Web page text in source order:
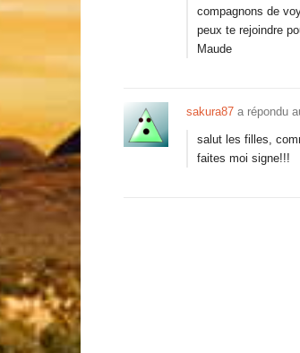
compagnons de
peux te rejoindre
Maude
sakura87 a répondu
salut les filles,
faites moi signe!!!